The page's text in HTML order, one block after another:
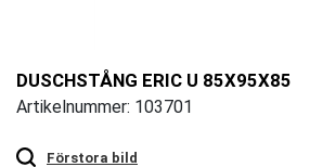
DUSCHSTÅNG ERIC U 85X95X85
Artikelnummer: 103701
Förstora bild
zoom